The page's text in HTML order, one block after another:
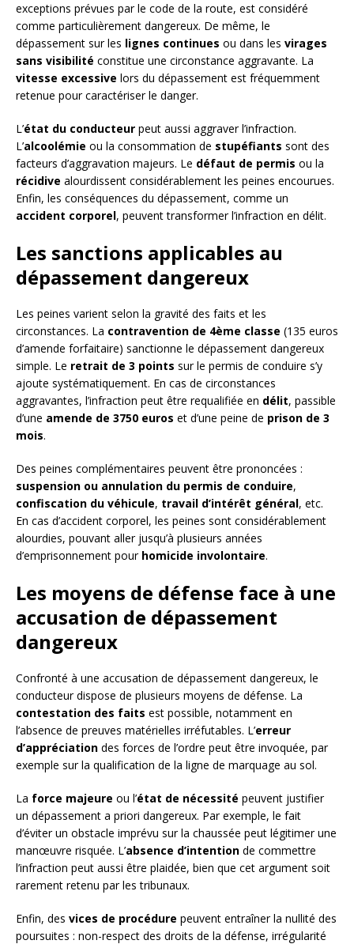
exceptions prévues par le code de la route, est considéré
comme particulièrement dangereux. De même, le
dépassement sur les lignes continues ou dans les virages
sans visibilité constitue une circonstance aggravante. La
vitesse excessive lors du dépassement est fréquemment
retenue pour caractériser le danger.
L’état du conducteur peut aussi aggraver l’infraction.
L’alcoolémie ou la consommation de stupéfiants sont des
facteurs d’aggravation majeurs. Le défaut de permis ou la
récidive alourdissent considérablement les peines encourues.
Enfin, les conséquences du dépassement, comme un
accident corporel, peuvent transformer l’infraction en délit.
Les sanctions applicables au
dépassement dangereux
Les peines varient selon la gravité des faits et les
circonstances. La contravention de 4ème classe (135 euros
d’amende forfaitaire) sanctionne le dépassement dangereux
simple. Le retrait de 3 points sur le permis de conduire s’y
ajoute systématiquement. En cas de circonstances
aggravantes, l’infraction peut être requalifiée en délit, passible
d’une amende de 3750 euros et d’une peine de prison de 3
mois.
Des peines complémentaires peuvent être prononcées :
suspension ou annulation du permis de conduire,
confiscation du véhicule, travail d’intérêt général, etc.
En cas d’accident corporel, les peines sont considérablement
alourdies, pouvant aller jusqu’à plusieurs années
d’emprisonnement pour homicide involontaire.
Les moyens de défense face à une
accusation de dépassement
dangereux
Confronté à une accusation de dépassement dangereux, le
conducteur dispose de plusieurs moyens de défense. La
contestation des faits est possible, notamment en
l’absence de preuves matérielles irréfutables. L’erreur
d’appréciation des forces de l’ordre peut être invoquée, par
exemple sur la qualification de la ligne de marquage au sol.
La force majeure ou l’état de nécessité peuvent justifier
un dépassement a priori dangereux. Par exemple, le fait
d’éviter un obstacle imprévu sur la chaussée peut légitimer une
manœuvre risquée. L’absence d’intention de commettre
l’infraction peut aussi être plaidée, bien que cet argument soit
rarement retenu par les tribunaux.
Enfin, des vices de procédure peuvent entraîner la nullité des
poursuites : non-respect des droits de la défense, irrégularité